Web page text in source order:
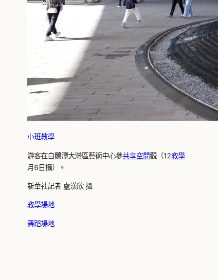
小班教學
游客在白鵝潭大灣區藝術中心參共享空間觀（12教學
月6日攝）。
新華社記者 盧漢欣 攝
教學場地
舞蹈場地